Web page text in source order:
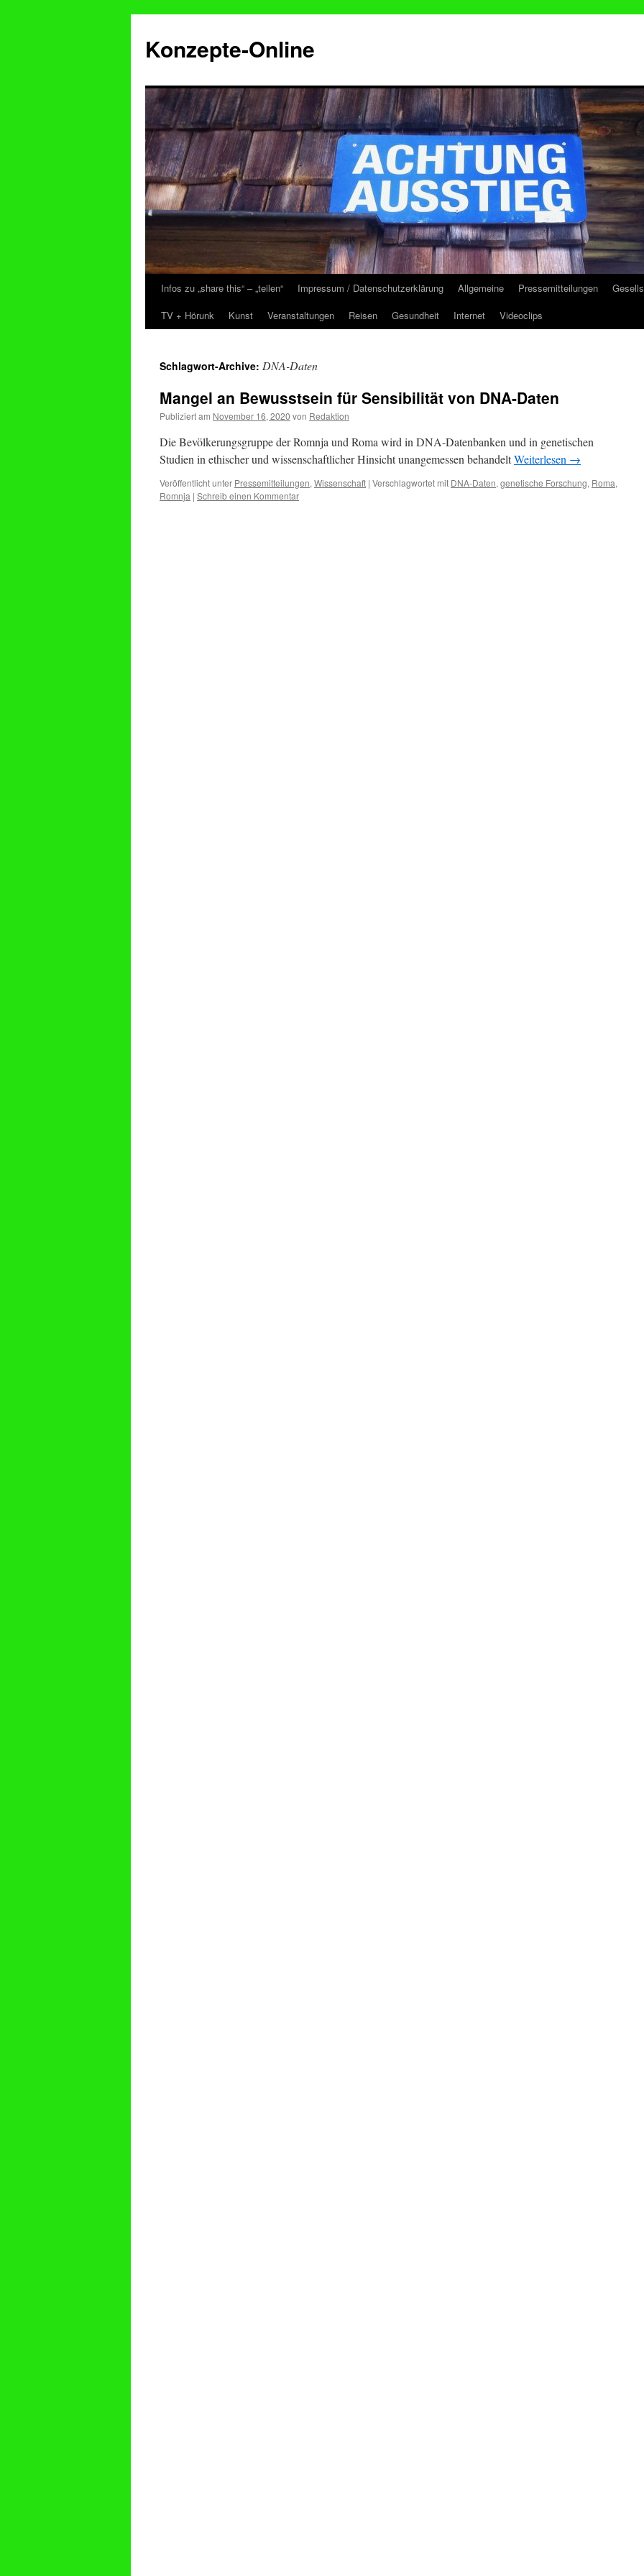
Konzepte-Online
Zum
Inhalt
Infos zu „share this“ – „teilen“ Impressum / Datenschutzerklärung Allgemeine Pressemitteilungen
TV + Hörunk
Kunst Veranstaltungen Reisen Gesundheit Internet Videoclips
Schlagwort-Archive: DNA-Daten
Mangel an Bewusstsein für Sensibilität von DNA-Daten
Publiziert am November 16, 2020 von Redaktion
Die Bevölkerungsgruppe der Romnja und Roma wird in DNA-Datenbanken und in genetischen
Studien in ethischer und wissenschaftlicher Hinsicht unangemessen behandeltWeiterlesen →
Veröffentlicht unter Pressemitteilungen, Wissenschaft | Verschlagwortet mit DNA-Daten, genetische Forschung, Roma,
Romnja | Schreib einen Kommentar